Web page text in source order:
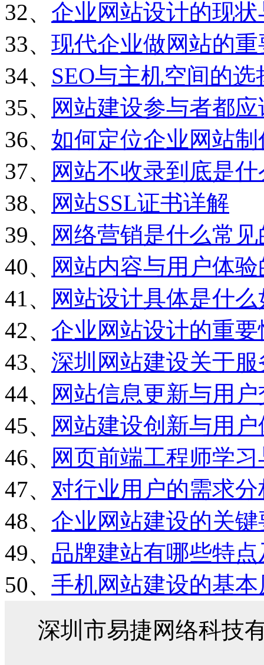
32、 企业网站设计的现
33、 现代企业做网站的重
34、 SEO与主机空间的选
35、
网站建设参与者都
36、 如何定位企业网站
37、
网站不收录到底是
38、
网站SSL证书详解
39、
网络营销是什么常
40、
网站内容与用户体
41、
网站设计具体是什
42、 企业网站设计的重要
43、 深圳网站建设关于
44、
网站信息更新与用
45、
网站建设创新与用
46、
网页前端工程师学
47、 对行业用户的需求
48、 企业网站建设的关
49、 品牌建站有哪些特
50、 手机网站建设的基本
深圳市易捷网络科